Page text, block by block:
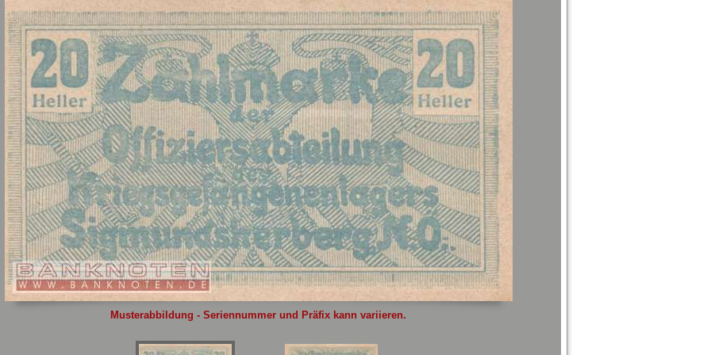
Sie
Musterabbildung - Seriennummer und Präfix kann variieren.